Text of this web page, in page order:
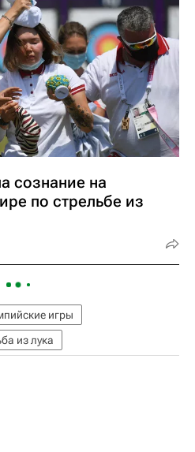
сознание на
по стрельбе из
игры
из лука